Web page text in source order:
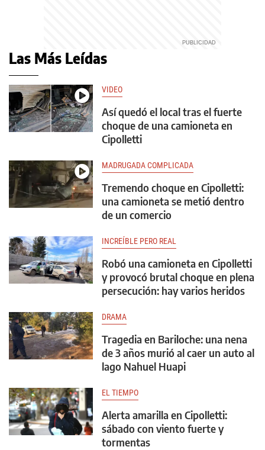
Las Más Leídas
VIDEO
Así quedó el local tras el fuerte
choque de una camioneta en
Cipolletti
MADRUGADA COMPLICADA
Tremendo choque en Cipolletti:
una camioneta se metió dentro
de un comercio
INCREÍBLE PERO REAL
Robó una camioneta en Cipolletti
y provocó brutal choque en plena
persecución: hay varios heridos
DRAMA
Tragedia en Bariloche: una nena
de 3 años murió al caer un auto al
lago Nahuel Huapi
EL TIEMPO
Alerta amarilla en Cipolletti:
sábado con viento fuerte y
tormentas